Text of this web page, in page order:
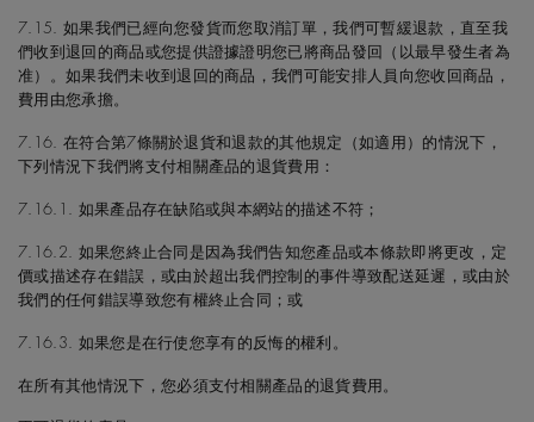
7.15. 如果我們已經向您發貨而您取消訂單，我們可暫緩退款，直至我
們收到退回的商品或您提供證據證明您已將商品發回（以最早發生者為
准）。如果我們未收到退回的商品，我們可能安排人員向您收回商品，
費用由您承擔。
7.16. 在符合第7條關於退貨和退款的其他規定（如適用）的情況下，
下列情況下我們將支付相關產品的退貨費用：
7.16.1. 如果產品存在缺陷或與本網站的描述不符；
7.16.2. 如果您終止合同是因為我們告知您產品或本條款即將更改，定
價或描述存在錯誤，或由於超出我們控制的事件導致配送延遲，或由於
我們的任何錯誤導致您有權終止合同；或
7.16.3. 如果您是在行使您享有的反悔的權利。
在所有其他情況下，您必須支付相關產品的退貨費用。